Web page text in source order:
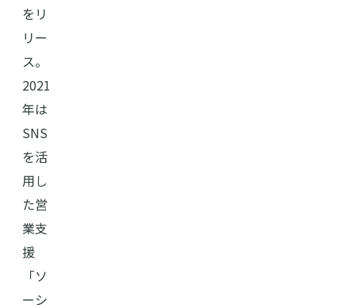
をリ
リー
ス。
2021
年は
SNS
を活
用し
た営
業支
援
「ソ
ーシ